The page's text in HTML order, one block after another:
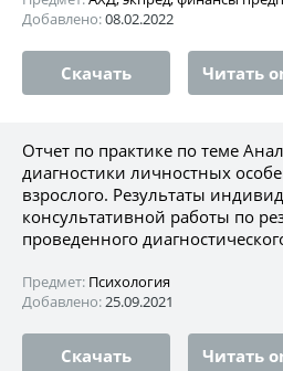
Добавлено:08.02.2022
Скачать Читать
Отчет по практике по теме
диагностики личностных
взрослого. Результаты
консультативной работы по
проведенного
Предмет: Психология
Добавлено:25.09.2021
Скачать Читать